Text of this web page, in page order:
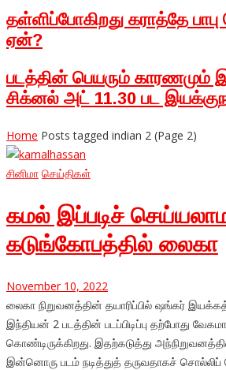
தள்ளிப்போகிறது கராத்தே
ஏன்?
படத்தின் பெயரும் காரணமும்
சிக்னல் அட் 11.30 பட
Home Posts tagged indian 2 (Page 2)
சினிமா செய்திகள்
கமல் இப்படிச்
கடுங்கோபத்தில் லைகா
November 10, 2022
லைகா நிறுவனத்தின் தயாரிப்பில் ஷங்கர்
இந்தியன் 2 படத்தின் படப்பிடிப்பு தற்போது
கொண்டிருக்கிறது. இதற்கடுத்து
இன்னொரு படம் நடித்துத் தருவதாகச்